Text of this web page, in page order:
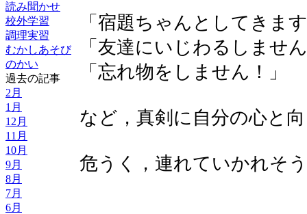
読み聞かせ
校外学習
調理実習
むかしあそび
のかい
過去の記事
2月
1月
12月
11月
10月
9月
8月
7月
6月
「宿題ちゃんとしてきま
「友達にいじわるしませ
「忘れ物をしません！」
など，真剣に自分の心と
危うく，連れていかれそ